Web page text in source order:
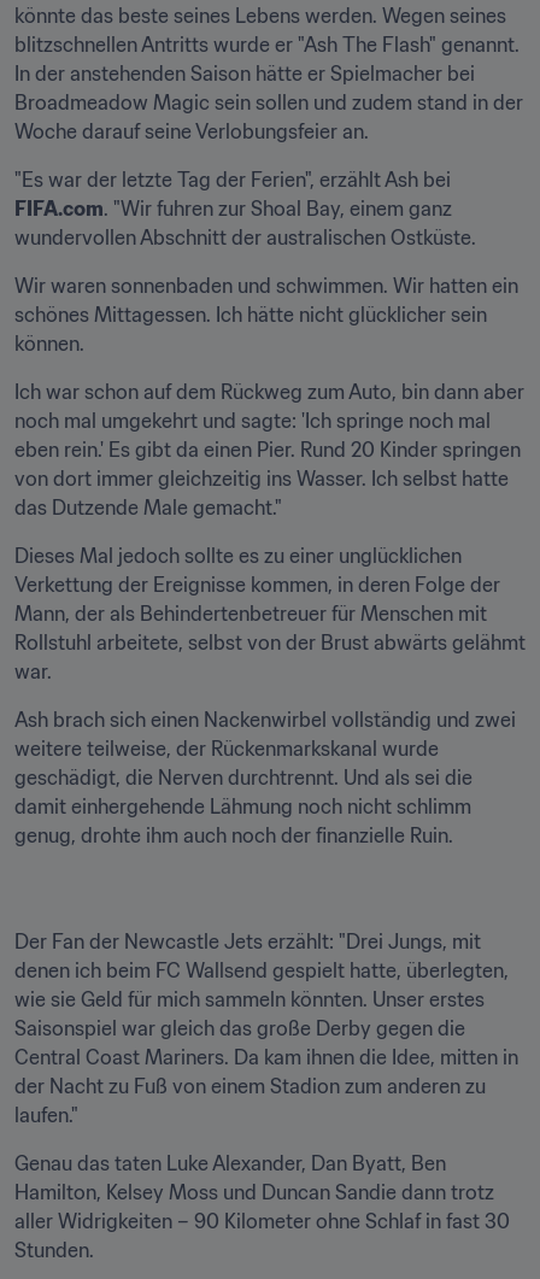
könnte das beste seines Lebens werden. Wegen seines
blitzschnellen Antritts wurde er "Ash The Flash" genannt.
In der anstehenden Saison hätte er Spielmacher bei
Broadmeadow Magic sein sollen und zudem stand in der
Woche darauf seine Verlobungsfeier an.
FIFA.com. "Wir fuhren zur Shoal Bay, einem ganz
wundervollen Abschnitt der australischen Ostküste.
Wir waren sonnenbaden und schwimmen. Wir hatten ein
schönes Mittagessen. Ich hätte nicht glücklicher sein
können.
Ich war schon auf dem Rückweg zum Auto, bin dann aber
noch mal umgekehrt und sagte: 'Ich springe noch mal
eben rein.' Es gibt da einen Pier. Rund 20 Kinder springen
von dort immer gleichzeitig ins Wasser. Ich selbst hatte
das Dutzende Male gemacht."
Dieses Mal jedoch sollte es zu einer unglücklichen
Verkettung der Ereignisse kommen, in deren Folge der
Mann, der als Behindertenbetreuer für Menschen mit
Rollstuhl arbeitete, selbst von der Brust abwärts gelähmt
war.
Ash brach sich einen Nackenwirbel vollständig und zwei
weitere teilweise, der Rückenmarkskanal wurde
geschädigt, die Nerven durchtrennt. Und als sei die
damit einhergehende Lähmung noch nicht schlimm
genug, drohte ihm auch noch der finanzielle Ruin.
Der Fan der Newcastle Jets erzählt: "Drei Jungs, mit
denen ich beim FC Wallsend gespielt hatte, überlegten,
wie sie Geld für mich sammeln könnten. Unser erstes
Saisonspiel war gleich das große Derby gegen die
Central Coast Mariners. Da kam ihnen die Idee, mitten in
der Nacht zu Fuß von einem Stadion zum anderen zu
laufen."
Genau das taten Luke Alexander, Dan Byatt, Ben
Hamilton, Kelsey Moss und Duncan Sandie dann trotz
aller Widrigkeiten – 90 Kilometer ohne Schlaf in fast 30
Stunden.